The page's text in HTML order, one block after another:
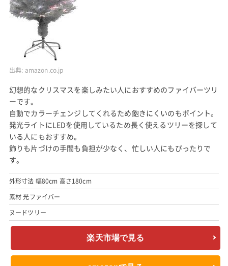
出典: amazon.co.jp
幻想的なクリスマスを楽しみたい人におすすめのファイバーツリ
ーです。
自動でカラーチェンジしてくれるため飽きにくいのもポイント。
発光ライトにLEDを使用しているため長く使えるツリーを探して
いる人にもおすすめ。
飾りも片づけの手間も負担が少なく、忙しい人にもぴったりで
す。
外形寸法 幅80cm 高さ180cm
素材 光ファイバー
ヌードツリー
楽天市場で見る